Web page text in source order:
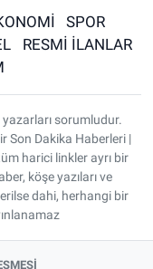
SPOR
RESMİ İLANLAR
sorumludur.
Son Dakika Haberleri |
harici linkler ayrı bir
köşe yazıları ve
dahi, herhangi bir